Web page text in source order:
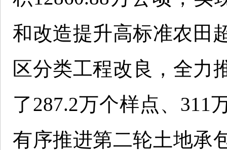
和改造提升高标准农田
区分类工程改良，全力
了287.2万个样点、311
有序推进第二轮土地承